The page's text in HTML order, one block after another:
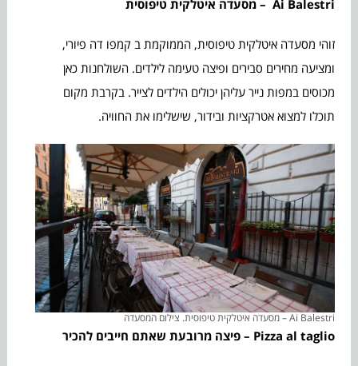
Ai Balestri – מסעדה איטלקית טיפוסית
זוהי מסעדה איטלקית טיפוסית, הממוקמת ב קמפו דה פיורי,
ומציעה מחירים סבירים ופיצה טעימה לילדים. השולחנות כאן
מכוסים במפות נייר עליהן יכולים הילדים לצייר. בקרבת מקום
תוכלו למצוא אטרקציות ובידור, שישלימו את החוויה.
Ai Balestri – מסעדה איטלקית טיפוסית. צילום המסעדה
Pizza al taglio – פיצה מרובעת שאתם חייבים להכיר